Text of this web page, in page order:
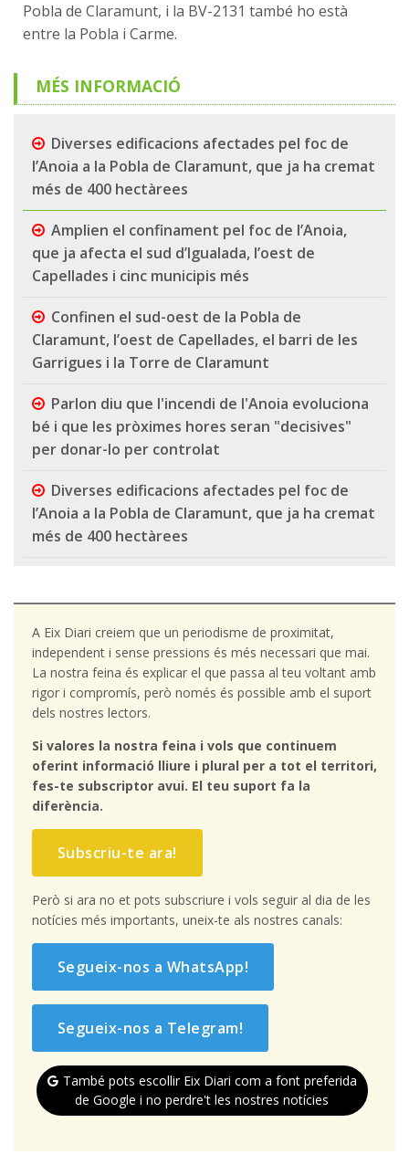
Pobla de Claramunt, i la BV-2131 també ho està
entre la Pobla i Carme.
MÉS INFORMACIÓ
Diverses edificacions afectades pel foc de
l’Anoia a la Pobla de Claramunt, que ja ha cremat
més de 400 hectàrees
Amplien el confinament pel foc de l’Anoia,
que ja afecta el sud d’Igualada, l’oest de
Capellades i cinc municipis més
Confinen el sud-oest de la Pobla de
Claramunt, l’oest de Capellades, el barri de les
Garrigues i la Torre de Claramunt
Parlon diu que l'incendi de l'Anoia evoluciona
bé i que les pròximes hores seran "decisives"
per donar-lo per controlat
Diverses edificacions afectades pel foc de
l’Anoia a la Pobla de Claramunt, que ja ha cremat
més de 400 hectàrees
A Eix Diari creiem que un periodisme de proximitat,
independent i sense pressions és més necessari que mai.
La nostra feina és explicar el que passa al teu voltant amb
rigor i compromís, però només és possible amb el suport
dels nostres lectors.
Si valores la nostra feina i vols que continuem
oferint informació lliure i plural per a tot el territori,
fes-te subscriptor avui. El teu suport fa la
diferència.
Subscriu-te ara!
Però si ara no et pots subscriure i vols seguir al dia de les
notícies més importants, uneix-te als nostres canals:
Segueix-nos a WhatsApp!
Segueix-nos a Telegram!
També pots escollir Eix Diari com a font preferida
de Google i no perdre't les nostres notícies